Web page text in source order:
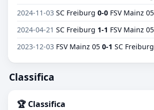
2024-11-03 SC Freiburg 0-0 FSV Mainz 05
2024-04-21 SC Freiburg 1-1 FSV Mainz 05
2023-12-03 FSV Mainz 05 0-1 SC Freiburg
Classifica
🏆 Classifica